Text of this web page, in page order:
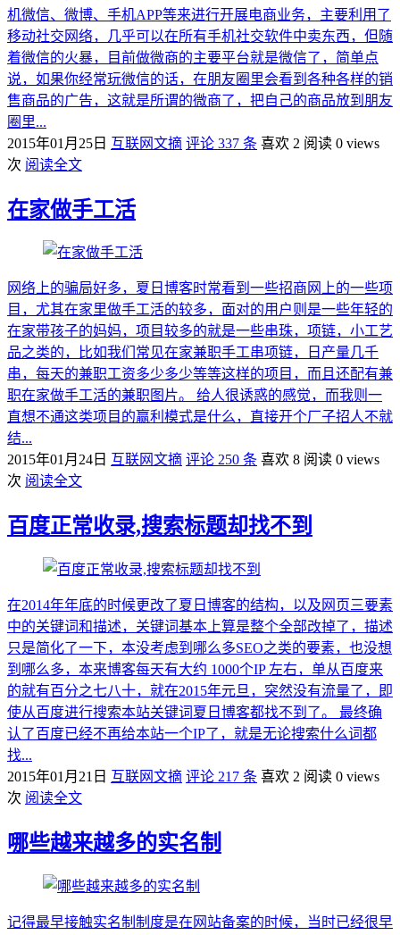
机微信、微博、手机APP等来进行开展电商业务，主要利用了
移动社交网络，几乎可以在所有手机社交软件中卖东西，但随
着微信的火暴，目前做微商的主要平台就是微信了，简单点
说，如果你经常玩微信的话，在朋友圈里会看到各种各样的销
售商品的广告，这就是所谓的微商了，把自己的商品放到朋友
圈里...
2015年01月25日 互联网文摘 评论 337 条 喜欢 2 阅读 0 views
次 阅读全文
在家做手工活
网络上的骗局好多，夏日博客时常看到一些招商网上的一些项
目，尤其在家里做手工活的较多，面对的用户则是一些年轻的
在家带孩子的妈妈，项目较多的就是一些串珠，项链，小工艺
品之类的，比如我们常见在家兼职手工串项链，日产量几千
串，每天的兼职工资多少多少等等这样的项目，而且还配有兼
职在家做手工活的兼职图片。 给人很诱惑的感觉，而我则一
直想不通这类项目的赢利模式是什么，直接开个厂子招人不就
结...
2015年01月24日 互联网文摘 评论 250 条 喜欢 8 阅读 0 views
次 阅读全文
百度正常收录,搜索标题却找不到
在2014年年底的时候更改了夏日博客的结构，以及网页三要素
中的关键词和描述，关键词基本上算是整个全部改掉了，描述
只是简化了一下，本没考虑到哪么多SEO之类的要素，也没想
到哪么多，本来博客每天有大约 1000个IP 左右，单从百度来
的就有百分之七八十，就在2015年元旦，突然没有流量了，即
使从百度进行搜索本站关键词夏日博客都找不到了。 最终确
认了百度已经不再给本站一个IP了，就是无论搜索什么词都
找...
2015年01月21日 互联网文摘 评论 217 条 喜欢 2 阅读 0 views
次 阅读全文
哪些越来越多的实名制
记得最早接触实名制制度是在网站备案的时候，当时已经很早